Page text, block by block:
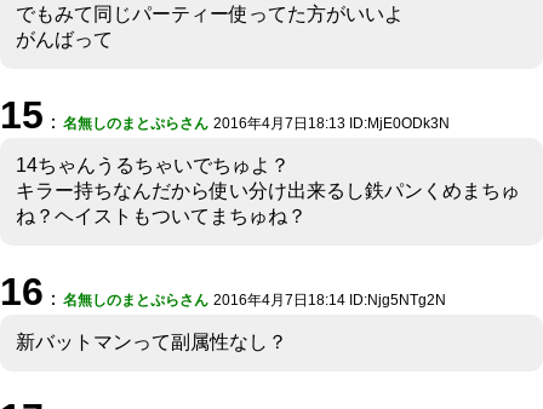
でもみて同じパーティー使ってた方がいいよ
がんばって
15 ： 名無しのまとぷらさん 2016年4月7日18:13 ID:MjE0ODk3N
14ちゃんうるちゃいでちゅよ？
キラー持ちなんだから使い分け出来るし鉄パンくめまちゅ
ね？ヘイストもついてまちゅね？
16 ： 名無しのまとぷらさん 2016年4月7日18:14 ID:Njg5NTg2N
新バットマンって副属性なし？